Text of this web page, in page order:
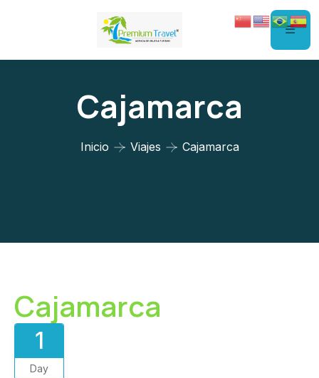
Cajamarca
Inicio Viajes Cajamarca
Cajamarca
1
Day